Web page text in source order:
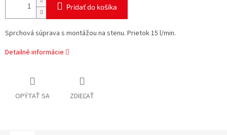
Pridať do košíka
Sprchová súprava s montážou na stenu. Prietok 15 l/min.
Detailné informácie
OPÝTAŤ SA ZDIEĽAŤ